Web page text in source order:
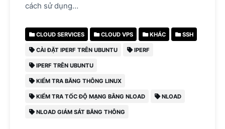
cách sử dụng…
CLOUD SERVICES CLOUD VPS KHÁC SSH
CÀI ĐẶT IPERF TRÊN UBUNTU IPERF
IPERF TRÊN UBUNTU
KIỂM TRA BĂNG THÔNG LINUX
KIỂM TRA TỐC ĐỘ MẠNG BẰNG NLOAD NLOAD
NLOAD GIÁM SÁT BĂNG THÔNG